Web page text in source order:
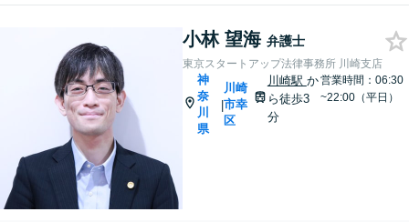
小林 望海 弁護士
東京スタートアップ法律事務所 川崎支店
神
奈
川
県
|
川崎
市幸
区
川崎駅 か
ら徒歩3
分
営業時間：06:30
~22:00（平日）